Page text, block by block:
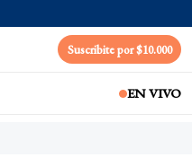
Suscribite por $10.000
EN VIVO